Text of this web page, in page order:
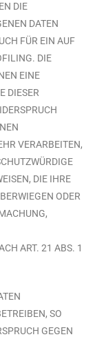
DIE
DATEN
FÜR EIN AUF
DIE
EINE
DIESER
VERARBEITEN,
DIE IHRE
ODER
ART. 21 ABS. 1
SO
GEGEN